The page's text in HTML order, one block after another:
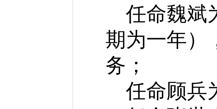
任命魏斌
期为一年）
务；
任命顾兵